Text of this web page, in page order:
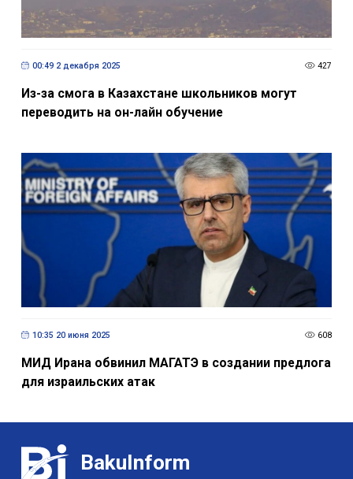
00:49 2 декабря 2025 427
Из-за смога в Казахстане школьников могут
переводить на он-лайн обучение
10:35 20 июня 2025 608
МИД Ирана обвинил МАГАТЭ в создании предлога
для израильских атак
BakuInform